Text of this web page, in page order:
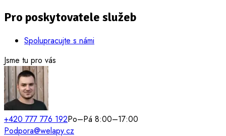
Pro poskytovatele služeb
Spolupracujte s námi
Jsme tu pro vás
+420 777 776 192Po–Pá 8:00–17:00
Podpora@welapy.cz